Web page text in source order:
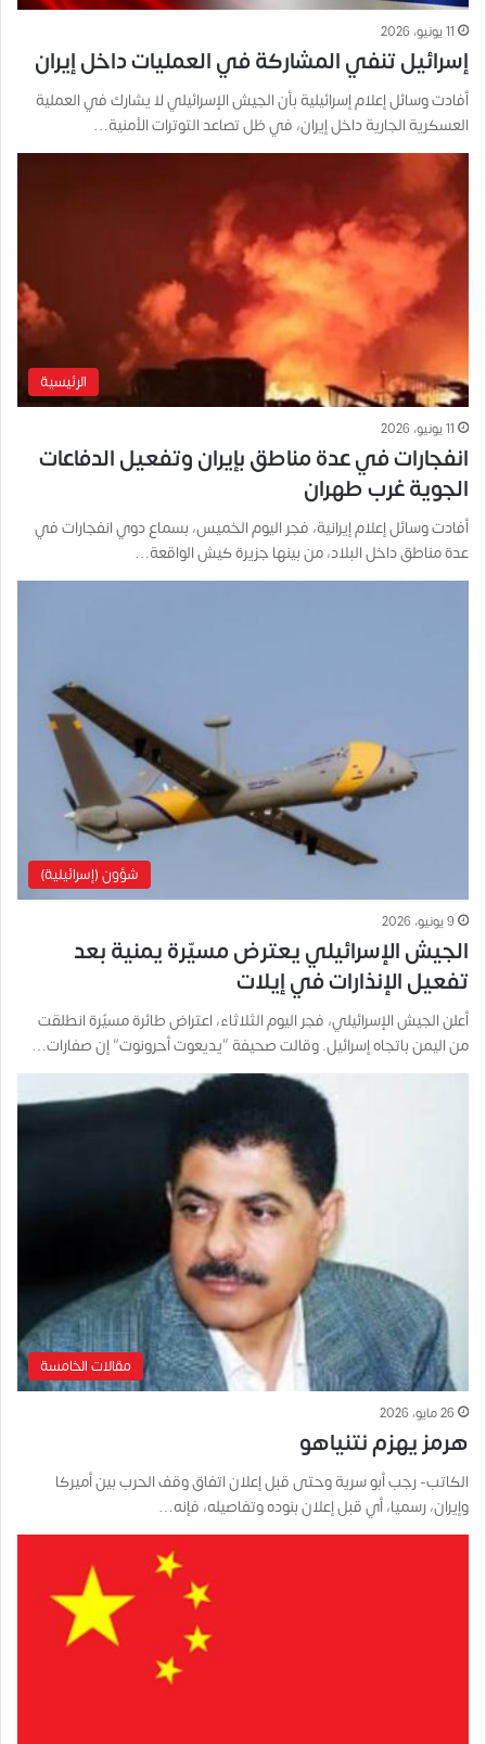
11 يونيو، 2026
إسرائيل تنفي المشاركة في العمليات داخل إيران
أفادت وسائل إعلام إسرائيلية بأن الجيش الإسرائيلي لا يشارك في العملية
العسكرية الجارية داخل إيران، في ظل تصاعد التوترات الأمنية…
الرئيسية
11 يونيو، 2026
انفجارات في عدة مناطق بإيران وتفعيل الدفاعات
الجوية غرب طهران
أفادت وسائل إعلام إيرانية، فجر اليوم الخميس، بسماع دوي انفجارات في
عدة مناطق داخل البلاد، من بينها جزيرة كيش الواقعة…
شؤون (إسرائيلية)
9 يونيو، 2026
الجيش الإسرائيلي يعترض مسيّرة يمنية بعد
تفعيل الإنذارات في إيلات
أعلن الجيش الإسرائيلي، فجر اليوم الثلاثاء، اعتراض طائرة مسيّرة انطلقت
من اليمن باتجاه إسرائيل. وقالت صحيفة “يديعوت أحرونوت” إن صفارات…
مقالات الخامسة
26 مايو، 2026
هرمز يهزم نتنياهو
الكاتب- رجب أبو سرية وحتى قبل إعلان اتفاق وقف الحرب بين أميركا
وإيران، رسميا، أي قبل إعلان بنوده وتفاصيله، فإنه…